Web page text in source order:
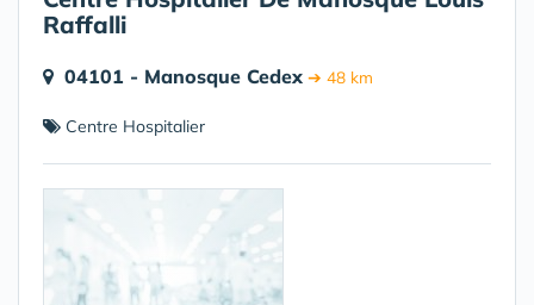
Raffalli
04101 - Manosque Cedex ➔ 48 km
Centre Hospitalier